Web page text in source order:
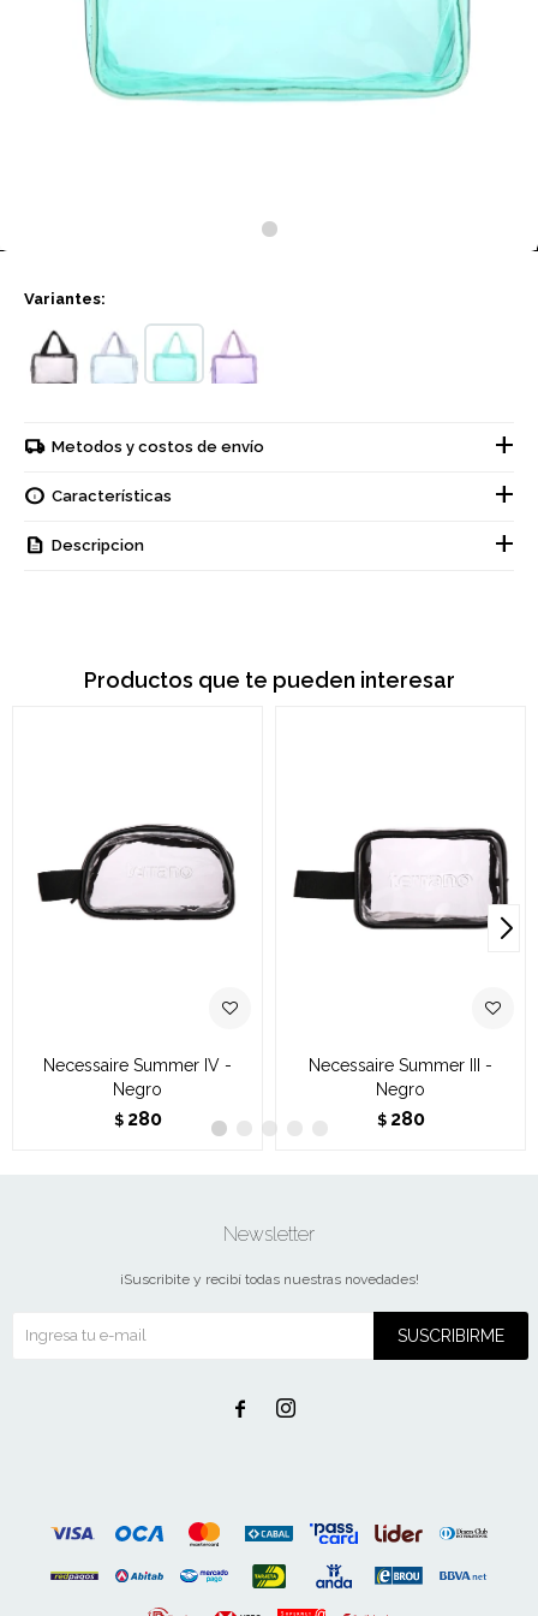
Variantes:
Metodos y costos de envío
Características
Descripcion
Productos que te pueden interesar
Necessaire Summer IV -
Negro
$ 280
Necessaire Summer III -
Negro
$ 280
Newsletter
¡Suscribite y recibí todas nuestras novedades!
SUSCRIBIRME
 